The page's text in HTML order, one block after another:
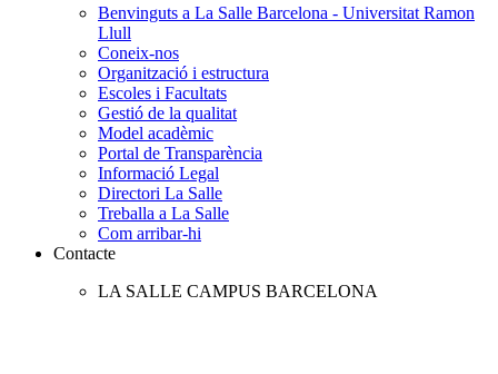
Benvinguts a La Salle Barcelona - Universitat Ramon
Llull
Coneix-nos
Organització i estructura
Escoles i Facultats
Gestió de la qualitat
Model acadèmic
Portal de Transparència
Informació Legal
Directori La Salle
Treballa a La Salle
Com arribar-hi
Contacte
LA SALLE CAMPUS BARCELONA